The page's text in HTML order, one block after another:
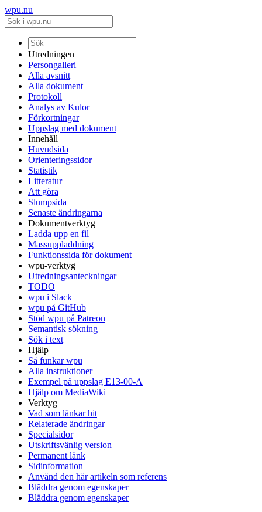
wpu.nu
Utredningen
Persongalleri
Alla avsnitt
Alla dokument
Protokoll
Analys av Kulor
Förkortningar
Uppslag med dokument
Innehåll
Huvudsida
Orienteringssidor
Statistik
Litteratur
Att göra
Slumpsida
Senaste ändringarna
Dokumentverktyg
Ladda upp en fil
Massuppladdning
Funktionssida för dokument
wpu-verktyg
Utredningsanteckningar
TODO
wpu i Slack
wpu på GitHub
Stöd wpu på Patreon
Semantisk sökning
Sök i text
Hjälp
Så funkar wpu
Alla instruktioner
Exempel på uppslag E13-00-A
Hjälp om MediaWiki
Verktyg
Vad som länkar hit
Relaterade ändringar
Specialsidor
Utskriftsvänlig version
Permanent länk
Sidinformation
Använd den här artikeln som referens
Bläddra genom egenskaper
Bläddra genom egenskaper